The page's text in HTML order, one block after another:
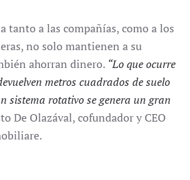
tanto a las compañías, como a los
no solo mantienen a su
ahorran dinero. “Lo que ocurre
metros cuadrados de suelo
sistema rotativo se genera un gran
De Olazával, cofundador y CEO